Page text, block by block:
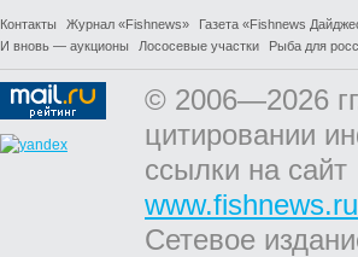
Контакты Журнал «Fishnews» Газета «Fishnews
И вновь — аукционы
Лососевые участки Рыба для
© 2006—2026
цитировании
ссылки на сайт
www.fishnews.ru
Сетевое